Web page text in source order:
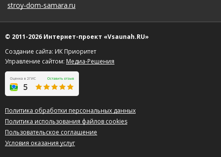
stroy-dom-samara.ru
© 2011-2026 Интернет-проект «Vsaunah.RU»
Создание сайта: ИК Приоритет
Управление сайтом: Медиа-Решения
Политика обработки персональных данных
Политика использования файлов cookies
Пользовательское соглашение
Условия оказания услуг